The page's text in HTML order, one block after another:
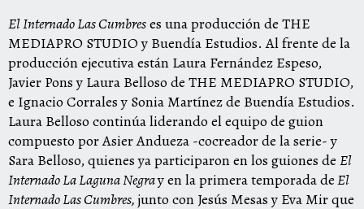
El Internado Las Cumbreses una producción de THE
MEDIAPRO STUDIO y Buendía Estudios. Al frente de la
producción ejecutiva están Laura Fernández Espeso,
Javier Pons y Laura Belloso de THE MEDIAPRO STUDIO,
e Ignacio Corrales y Sonia Martínez de Buendía Estudios.
Laura Belloso continúa liderando el equipo de guion
compuesto por Asier Andueza -cocreador de la serie- y
Sara Belloso, quienes ya participaron en los guiones de El
Internado La Laguna Negray en la primera temporada deEl
Internado Las Cumbres, junto con Jesús Mesas y Eva Mir que